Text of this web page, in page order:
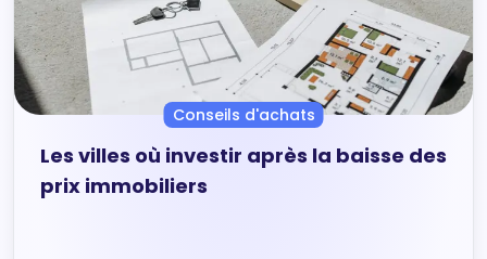
Conseils d'achats
Les villes où investir après la baisse des
prix immobiliers